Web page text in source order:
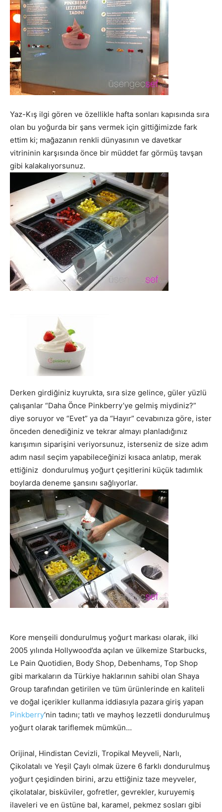
Yaz-Kış ilgi gören ve özellikle hafta sonları kapısında sıra
olan bu yoğurda bir şans vermek için gittiğimizde fark
ettim ki; mağazanın renkli dünyasının ve davetkar
vitrininin karşısında önce bir müddet far görmüş tavşan
gibi kalakalıyorsunuz.
Derken girdiğiniz kuyrukta, sıra size gelince, güler yüzlü
çalışanlar “Daha Önce Pinkberry’ye gelmiş miydiniz?”
diye soruyor ve “Evet” ya da “Hayır” cevabınıza göre, ister
önceden denediğiniz ve tekrar almayı planladığınız
karışımın siparişini veriyorsunuz, isterseniz de size adım
adım nasıl seçim yapabileceğinizi kısaca anlatıp, merak
ettiğiniz dondurulmuş yoğurt çeşitlerini küçük tadımlık
boylarda deneme şansını sağlıyorlar.
Kore menşeili dondurulmuş yoğurt markası olarak, ilki
2005 yılında Hollywood’da açılan ve ülkemize Starbucks,
Le Pain Quotidien, Body Shop, Debenhams, Top Shop
gibi markaların da Türkiye haklarının sahibi olan Shaya
Group tarafından getirilen ve tüm ürünlerinde en kaliteli
ve doğal içerikler kullanma iddiasıyla pazara giriş yapan
Pinkberry‘nin tadını; tatlı ve mayhoş lezzetli dondurulmuş
yoğurt olarak tariflemek mümkün…
Orijinal, Hindistan Cevizli, Tropikal Meyveli, Narlı,
Çikolatalı ve Yeşil Çaylı olmak üzere 6 farklı dondurulmuş
yoğurt çeşidinden birini, arzu ettiğiniz taze meyveler,
çikolatalar, bisküviler, gofretler, gevrekler, kuruyemiş
ilaveleri ve en üstüne bal, karamel, pekmez sosları gibi